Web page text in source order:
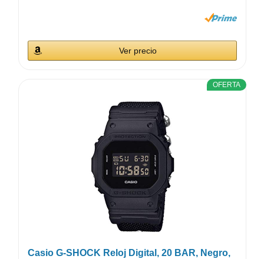
Ver precio
OFERTA
Casio G-SHOCK Reloj Digital, 20 BAR, Negro,